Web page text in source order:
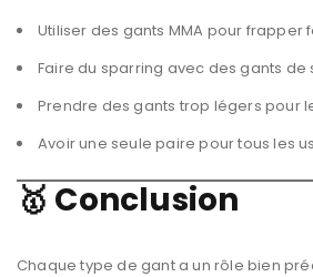
Utiliser des gants MMA pour frapper
Faire du sparring avec des gants de
Prendre des gants trop légers pour
Avoir une seule paire pour tous les
🥇 Conclusion
Chaque type de gant a un rôle bien